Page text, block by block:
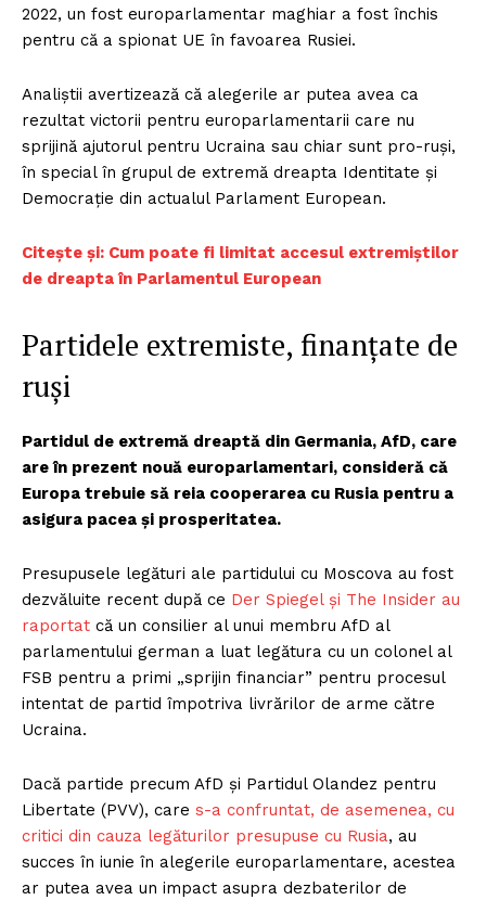
2022, un fost europarlamentar maghiar a fost închis
pentru că a spionat UE în favoarea Rusiei.
Analiştii avertizează că alegerile ar putea avea ca
rezultat victorii pentru europarlamentarii care nu
sprijină ajutorul pentru Ucraina sau chiar sunt pro-ruși,
în special în grupul de extremă dreapta Identitate şi
Democraţie din actualul Parlament European.
Citește și: Cum poate fi limitat accesul extremiștilor
de dreapta în Parlamentul European
Partidele extremiste, finanțate de
ruși
Partidul de extremă dreaptă din Germania, AfD, care
are în prezent nouă europarlamentari, consideră că
Europa trebuie să reia cooperarea cu Rusia pentru a
asigura pacea și prosperitatea.
Presupusele legături ale partidului cu Moscova au fost
dezvăluite recent după ce Der Spiegel și The Insider au
raportat că un consilier al unui membru AfD al
parlamentului german a luat legătura cu un colonel al
FSB pentru a primi „sprijin financiar” pentru procesul
intentat de partid împotriva livrărilor de arme către
Ucraina.
Dacă partide precum AfD și Partidul Olandez pentru
Libertate (PVV), care s-a confruntat, de asemenea, cu
critici din cauza legăturilor presupuse cu Rusia, au
succes în iunie în alegerile europarlamentare, acestea
ar putea avea un impact asupra dezbaterilor de